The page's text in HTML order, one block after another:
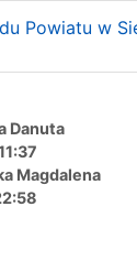
Powiatu w
Danuta
Magdalena